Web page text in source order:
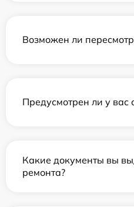
Возможен ли пересмотр
Предусмотрен ли у вас
Какие документы вы
ремонта?